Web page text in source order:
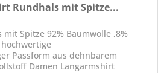
Rundhals mit Spitze...
Spitze 92% Baumwolle ,8%
Passform aus dehnbarem
Damen Langarmshirt